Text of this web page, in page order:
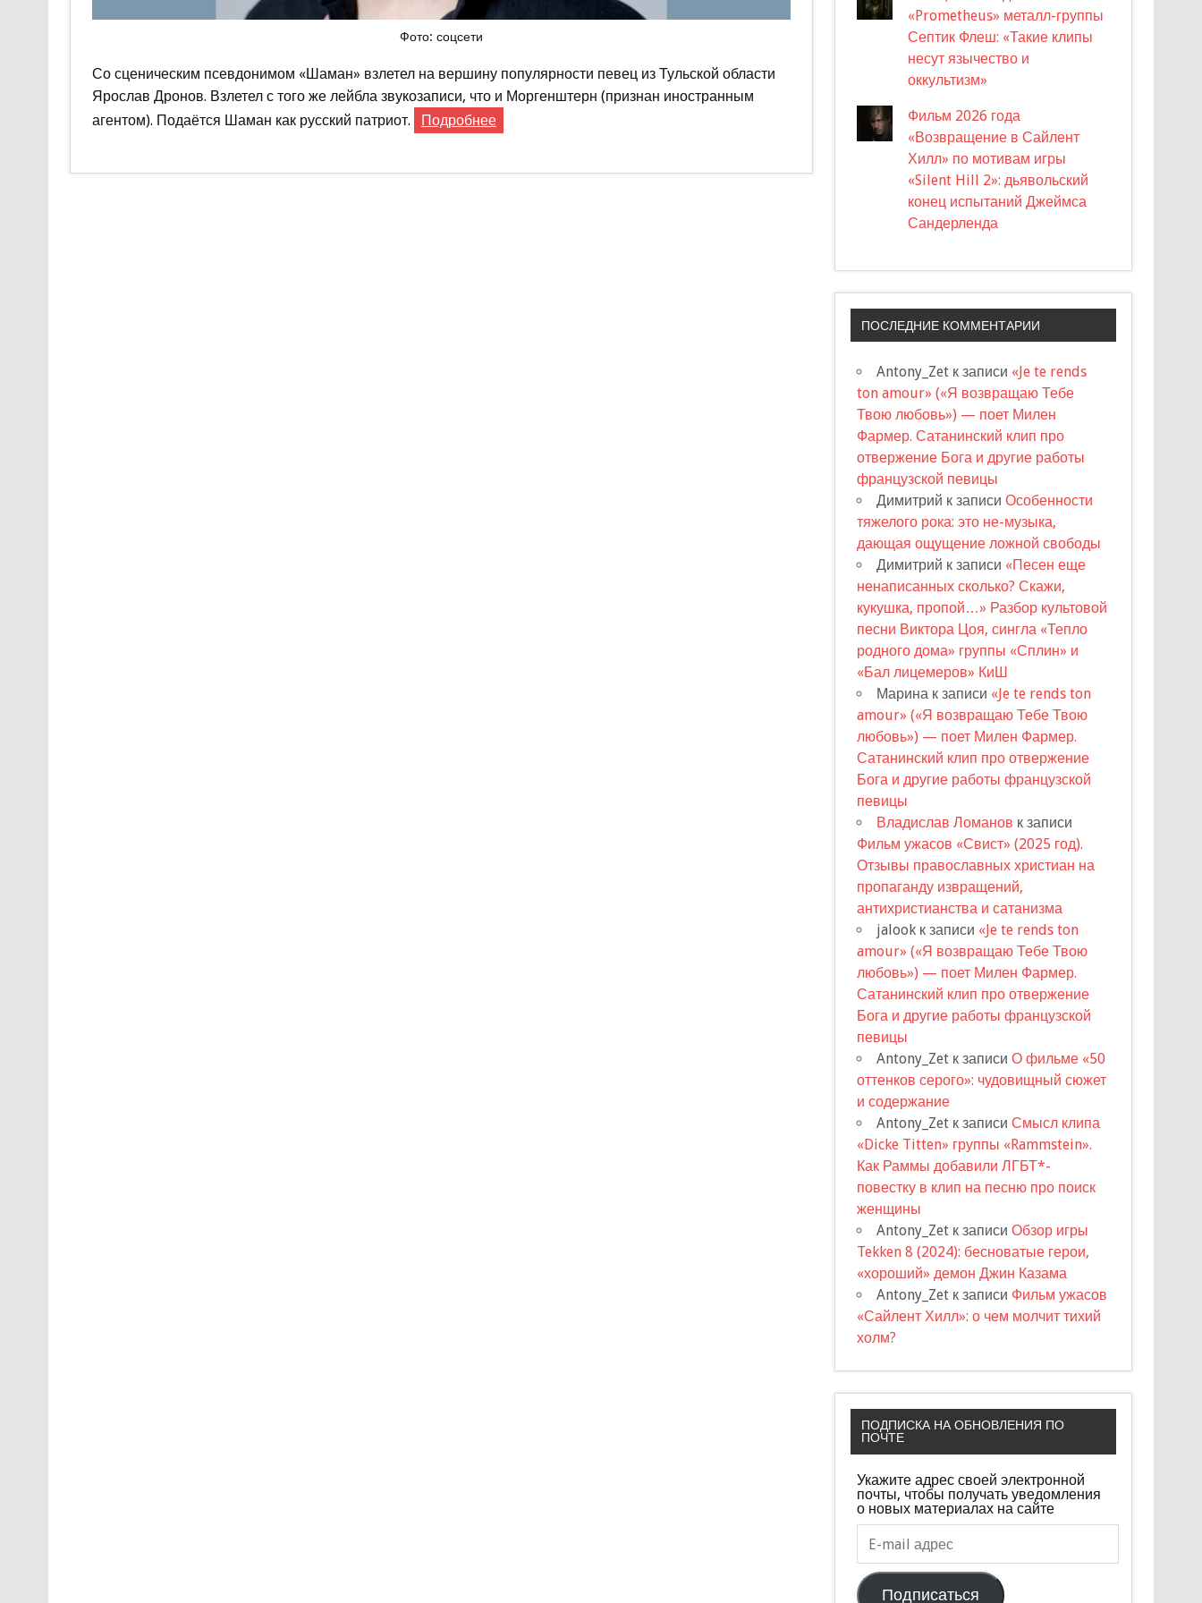
Фото: соцсети
Со сценическим псевдонимом «Шаман» взлетел на вершину популярности певец из Тульской области
Ярослав Дронов. Взлетел с того же лейбла звукозаписи, что и Моргенштерн (признан иностранным
агентом). Подаётся Шаман как русский патриот.
Подробнее
«Prometheus» металл-группы
Септик Флеш: «Такие клипы
несут язычество и
оккультизм»
Фильм 2026 года
«Возвращение в Сайлент
Хилл» по мотивам игры
«Silent Hill 2»: дьявольский
конец испытаний Джеймса
Сандерленда
ПОСЛЕДНИЕ КОММЕНТАРИИ
Antony_Zet к записи «Je te rends
ton amour» («Я возвращаю Тебе
Твою любовь») — поет Милен
Фармер. Сатанинский клип про
отвержение Бога и другие работы
французской певицы
Димитрий к записиОсобенности
тяжелого рока: это не-музыка,
дающая ощущение ложной свободы
Димитрий к записи «Песен еще
ненаписанных сколько? Скажи,
кукушка, пропой…» Разбор культовой
песни Виктора Цоя, сингла «Тепло
родного дома» группы «Сплин» и
«Бал лицемеров» КиШ
Марина к записи «Je te rends ton
amour» («Я возвращаю Тебе Твою
любовь») — поет Милен Фармер.
Сатанинский клип про отвержение
Бога и другие работы французской
певицы
Владислав Ломанов к записи
Фильм ужасов «Свист» (2025 год).
Отзывы православных христиан на
пропаганду извращений,
антихристианства и сатанизма
jalook к записи «Je te rends ton
amour» («Я возвращаю Тебе Твою
любовь») — поет Милен Фармер.
Сатанинский клип про отвержение
Бога и другие работы французской
певицы
Antony_Zet к записиО фильме «50
оттенков серого»: чудовищный сюжет
и содержание
Antony_Zet к записиСмысл клипа
«Dicke Titten» группы «Rammstein».
Как Раммы добавили ЛГБТ*-
повестку в клип на песню про поиск
женщины
Antony_Zet к записиОбзор игры
Tekken 8 (2024): бесноватые герои,
«хороший» демон Джин Казама
Antony_Zet к записи Фильм ужасов
«Сайлент Хилл»: о чем молчит тихий
холм?
ПОДПИСКА НА ОБНОВЛЕНИЯ ПО
ПОЧТЕ
Укажите адрес своей электронной
почты, чтобы получать уведомления
о новых материалах на сайте
E-
mail
адрес
Подписаться